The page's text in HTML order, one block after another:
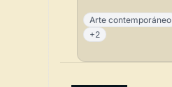
Arte contemporáneo
+2